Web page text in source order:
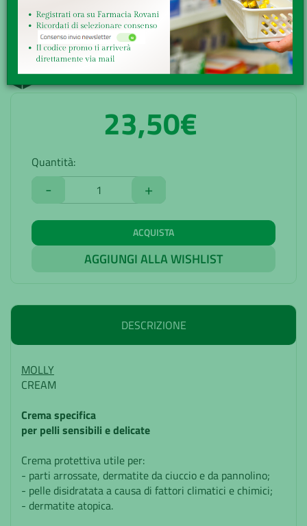
GRATUITA sopra i 49,90€
Ritiro presso la farmacia
Reso veloce, facile e gratuito
23,50€
Quantità:
- +
ACQUISTA
AGGIUNGI ALLA WISHLIST
DESCRIZIONE
MOLLY
CREAM
Crema specifica
per pelli sensibili e delicate
Crema protettiva utile per:
- parti arrossate, dermatite da ciuccio e da pannolino;
- pelle disidratata a causa di fattori climatici e chimici;
- dermatite atopica.